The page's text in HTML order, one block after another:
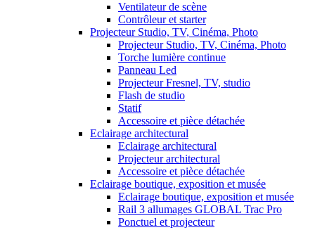
Ventilateur de scène
Contrôleur et starter
Projecteur Studio, TV, Cinéma, Photo
Projecteur Studio, TV, Cinéma, Photo
Torche lumière continue
Panneau Led
Projecteur Fresnel, TV, studio
Flash de studio
Statif
Accessoire et pièce détachée
Eclairage architectural
Eclairage architectural
Projecteur architectural
Accessoire et pièce détachée
Eclairage boutique, exposition et musée
Eclairage boutique, exposition et musée
Rail 3 allumages GLOBAL Trac Pro
Ponctuel et projecteur